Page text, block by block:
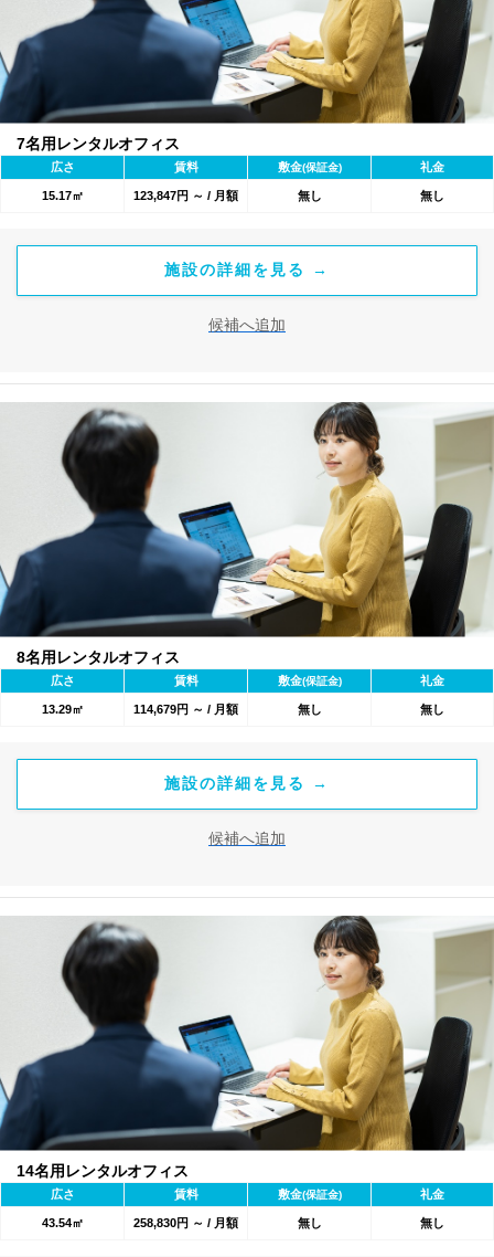
7名用レンタルオフィス
広さ 賃料 敷金(保証金) 礼金
15.17㎡ 123,847円 ～ / 月額 無し 無し
施設の詳細を見る →
候補へ追加
8名用レンタルオフィス
広さ 賃料 敷金(保証金) 礼金
13.29㎡ 114,679円 ～ / 月額 無し 無し
施設の詳細を見る →
候補へ追加
14名用レンタルオフィス
広さ 賃料 敷金(保証金) 礼金
43.54㎡ 258,830円 ～ / 月額 無し 無し